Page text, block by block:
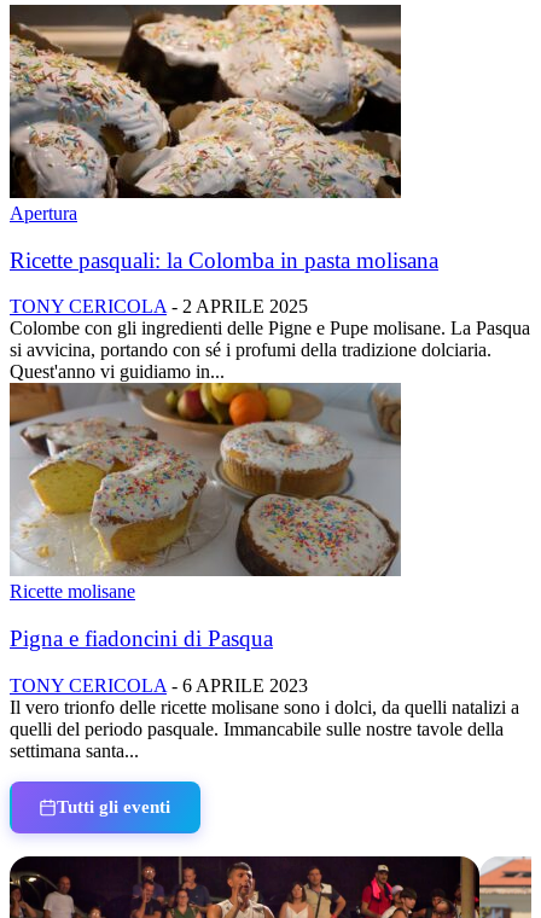
Apertura
Ricette pasquali: la Colomba in pasta molisana
TONY CERICOLA - 2 APRILE 2025
Colombe con gli ingredienti delle Pigne e Pupe molisane. La Pasqua
si avvicina, portando con sé i profumi della tradizione dolciaria.
Quest'anno vi guidiamo in...
Ricette molisane
Pigna e fiadoncini di Pasqua
TONY CERICOLA - 6 APRILE 2023
Il vero trionfo delle ricette molisane sono i dolci, da quelli natalizi a
quelli del periodo pasquale. Immancabile sulle nostre tavole della
settimana santa...
Tutti gli eventi